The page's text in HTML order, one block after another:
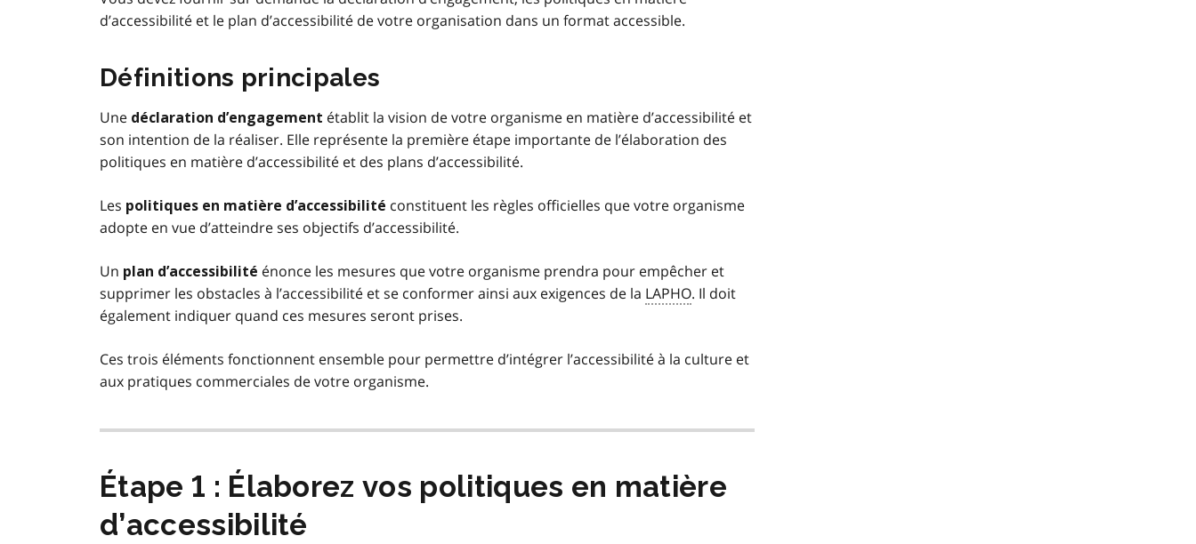
d’accessibilité et le plan d’accessibilité de votre organisation dans un format accessible.
Définitions principales
Une déclaration d’engagement établit la vision de votre organisme en matière d’accessibilité et
son intention de la réaliser. Elle représente la première étape importante de l’élaboration des
politiques en matière d’accessibilité et des plans d’accessibilité.
Les politiques en matière d’accessibilité constituent les règles officielles que votre organisme
adopte en vue d’atteindre ses objectifs d’accessibilité.
Un plan d’accessibilité énonce les mesures que votre organisme prendra pour empêcher et
supprimer les obstacles à l’accessibilité et se conformer ainsi aux exigences de la LAPHO. Il doit
également indiquer quand ces mesures seront prises.
Ces trois éléments fonctionnent ensemble pour permettre d’intégrer l’accessibilité à la culture et
aux pratiques commerciales de votre organisme.
Étape 1 : Élaborez vos politiques en matière
d’accessibilité